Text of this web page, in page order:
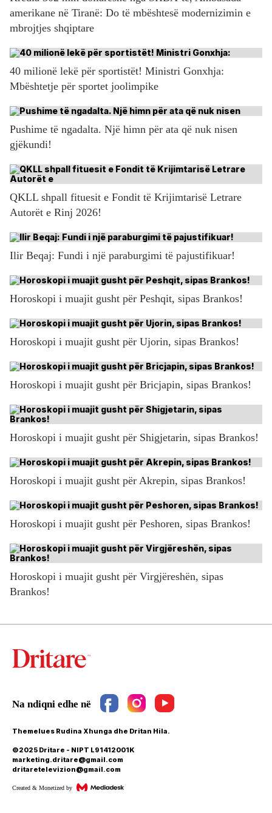
amerikane në Tiranë: Do të mbështesë modernizimin e
mbrojtjes shqiptare
40 milionë lekë për sportistët! Ministri Gonxhja:
Mbështetje për sportet joolimpike
Pushime të ngadalta. Një himn për ata që nuk nisen
gjëkundi!
QKLL shpall fituesit e Fondit të Krijimtarisë Letrare
Autorët e Rinj 2026!
Ilir Beqaj: Fundi i një paraburgimi të pajustifikuar!
Horoskopi i muajit gusht për Peshqit, sipas Brankos!
Horoskopi i muajit gusht për Ujorin, sipas Brankos!
Horoskopi i muajit gusht për Bricjapin, sipas Brankos!
Horoskopi i muajit gusht për Shigjetarin, sipas Brankos!
Horoskopi i muajit gusht për Akrepin, sipas Brankos!
Horoskopi i muajit gusht për Peshoren, sipas Brankos!
Horoskopi i muajit gusht për Virgjëreshën, sipas
Brankos!
Themelues Rudina Xhunga dhe Dritan Hila.
©2025 Dritare - NIPT L91412001K
marketing.dritare@gmail.com
dritaretelevizion@gmail.com
Created & Monetized by